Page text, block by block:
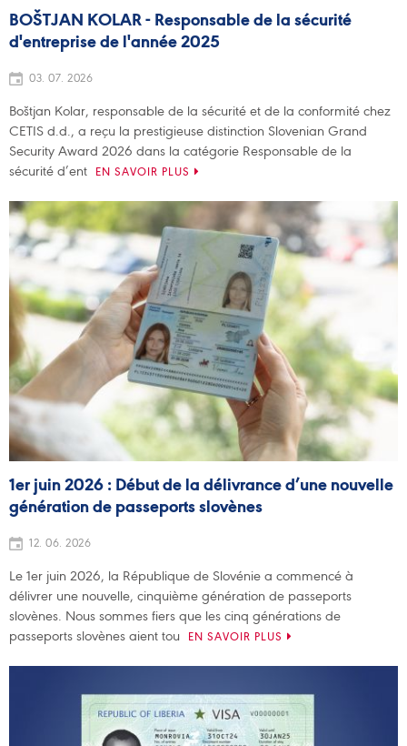
BOŠTJAN KOLAR - Responsable de la sécurité
d'entreprise de l'année 2025
03. 07. 2026
Boštjan Kolar, responsable de la sécurité et de la conformité chez
CETIS d.d., a reçu la prestigieuse distinction Slovenian Grand
Security Award 2026 dans la catégorie Responsable de la
sécurité d’ent
EN SAVOIR PLUS
1er juin 2026 : Début de la délivrance d’une nouvelle
génération de passeports slovènes
12. 06. 2026
Le 1er juin 2026, la République de Slovénie a commencé à
délivrer une nouvelle, cinquième génération de passeports
slovènes. Nous sommes fiers que les cinq générations de
passeports slovènes aient tou
EN SAVOIR PLUS